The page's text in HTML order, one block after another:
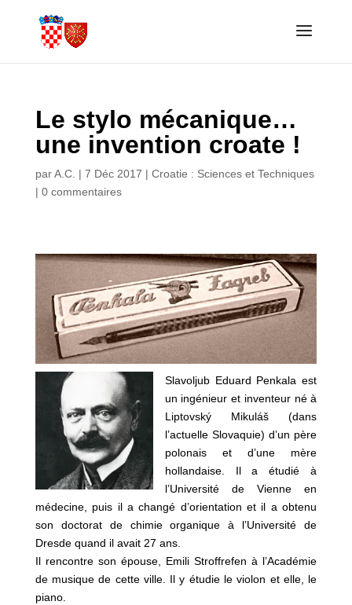
Le stylo mécanique…
une invention croate !
parA.C. | 7 Déc 2017 | Croatie : Sciences et Techniques
| 0 commentaires
Slavoljub Eduard Penkala est
un ingénieur et inventeur né à
Liptovský Mikuláš (dans
l’actuelle Slovaquie) d’un père
polonais et d’une mère
hollandaise. Il a étudié à
l’Université de Vienne en
médecine, puis il a changé d’orientation et il a obtenu
son doctorat de chimie organique à l’Université de
Dresde quand il avait 27 ans.
Il rencontre son épouse, Emili Stroffrefen à l’Académie
de musique de cette ville. Il y étudie le violon et elle, le
piano.